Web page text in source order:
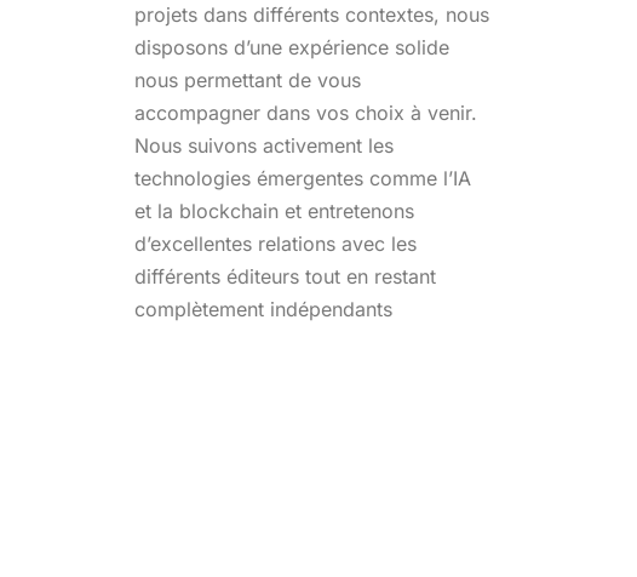
projets dans différents contextes, nous
disposons d’une expérience solide
nous permettant de vous
accompagner dans vos choix à venir.
Nous suivons activement les
technologies émergentes comme l’IA
et la blockchain et entretenons
d’excellentes relations avec les
différents éditeurs tout en restant
complètement indépendants